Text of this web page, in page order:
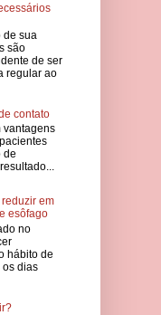
de sua
são
de ser
regular ao
contato
vantagens
de
em
esôfago
no
hábito de
os dias